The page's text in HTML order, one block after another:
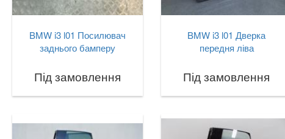
BMW i3 l01 Посилювач
заднього бамперу
Під замовлення
BMW i3 l01 Дверка
передня ліва
Під замовлення